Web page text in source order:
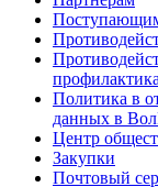
Политика в
данных в
Центр
Закупки
Почтовый